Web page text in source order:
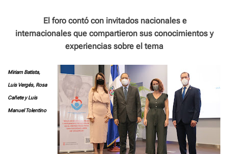
El foro contó con invitados nacionales e
internacionales que compartieron sus conocimientos y
experiencias sobre el tema
Miriam Batista,
Luis Vergés, Rosa
Cañete y Luis
Manuel Tolentino